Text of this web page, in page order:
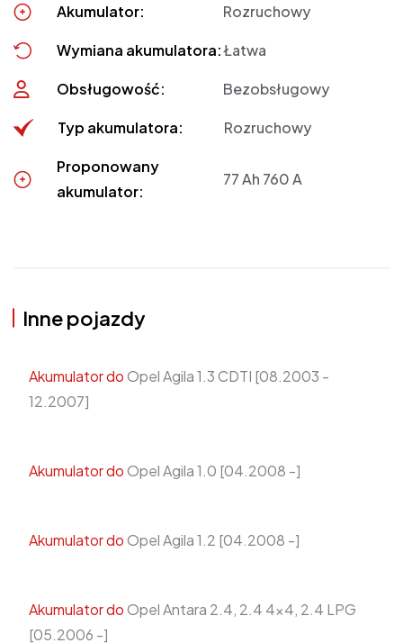
Akumulator: Rozruchowy
Wymiana akumulatora:Łatwa
Obsługowość: Bezobsługowy
Typ akumulatora: Rozruchowy
Proponowany
akumulator:
77 Ah 760 A
Inne pojazdy
Akumulator doOpel Agila 1.3 CDTI [08.2003 -
12.2007]
Akumulator doOpel Agila 1.0 [04.2008 -]
Akumulator doOpel Agila 1.2 [04.2008 -]
Akumulator doOpel Antara 2.4, 2.4 4x4, 2.4 LPG
[05.2006 -]